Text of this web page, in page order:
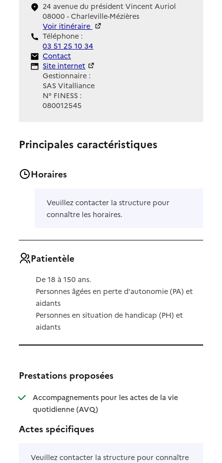
24 avenue du président Vincent Auriol
08000 - Charleville-Mézières
Voir itinéraire
Téléphone :
03 51 25 10 34
Contact
Contact
Site Internet
Site internet
Gestionnaire :
SAS Vitalliance
N° FINESS :
080012545
Principales caractéristiques
Horaires
Veuillez contacter la structure pour
connaître les horaires.
Patientèle
De 18 à 150 ans.
Personnes âgées en perte d'autonomie (PA) et
aidants
Personnes en situation de handicap (PH) et
aidants
Prestations proposées
Accompagnements pour les actes de la vie
quotidienne (AVQ): disponible
: non disponible
Actes spécifiques
Veuillez contacter la structure pour connaître